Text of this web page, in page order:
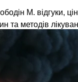
та методів